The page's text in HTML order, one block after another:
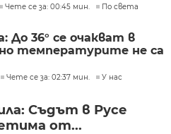
Чете се за: 00:45 мин. По света
До 36° се очакват в
температурите не са
Чете се за: 02:37 мин. У нас
Съдът в Русе
от...